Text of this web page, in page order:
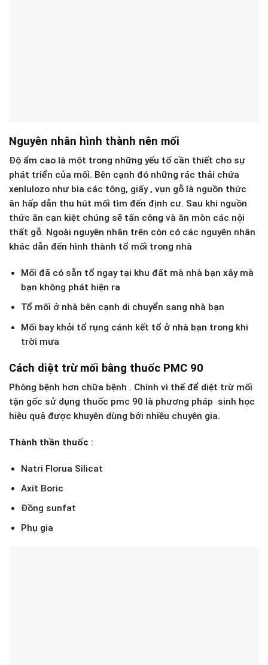
Nguyên nhân hình thành nên mối
Độ ẩm cao là một trong những yếu tố cần thiết cho sự
phát triển của mối. Bên cạnh đó những rác thải chứa
xenlulozo như bìa các tông, giấy , vụn gỗ là nguồn thức
ăn hấp dẫn thu hút mối tìm đến định cư. Sau khi nguồn
thức ăn cạn kiệt chúng sẽ tấn công và ăn mòn các nội
thất gỗ. Ngoài nguyên nhân trên còn có các nguyên nhân
khác dẫn đến hình thành tổ mối trong nhà
Mối đã có sẵn tổ ngay tại khu đất mà nhà bạn xây mà
bạn không phát hiện ra
Tổ mối ở nhà bên cạnh di chuyển sang nhà bạn
Mối bay khỏi tổ rụng cánh kết tổ ở nhà bạn trong khi
trời mưa
Cách diệt trừ mối bằng thuốc PMC 90
Phòng bệnh hơn chữa bệnh . Chính vì thế để diệt trừ mối
tận gốc sử dụng thuốc pmc 90 là phương pháp sinh học
hiệu quả được khuyên dùng bởi nhiều chuyên gia.
Thành thần thuốc :
Natri Florua Silicat
Axit Boric
Đồng sunfat
Phụ gia